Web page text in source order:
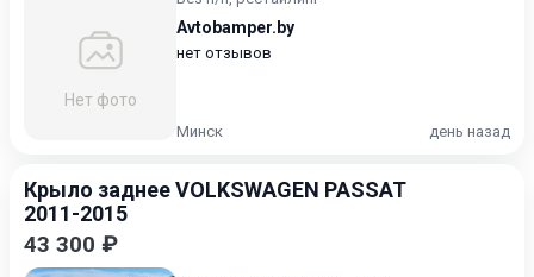
Нет фото
Avtobamper.by
нет отзывов
Минск день назад
Крыло заднее VOLKSWAGEN PASSAT
2011-2015
43 300 ₽